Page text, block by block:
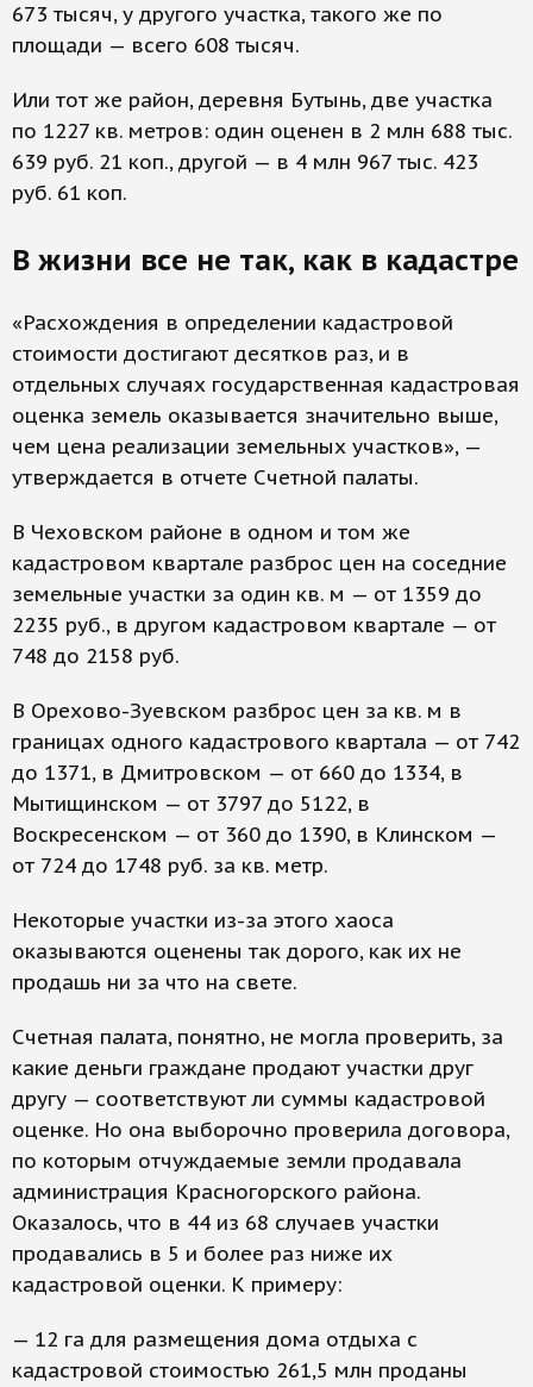
673 тысяч, у другого участка, такого же по
площади — всего 608 тысяч.
Или тот же район, деревня Бутынь, две участка
по 1227 кв. метров: один оценен в 2 млн 688 тыс.
639 руб. 21 коп., другой — в 4 млн 967 тыс. 423
руб. 61 коп.
В жизни все не так, как в кадастре
«Расхождения в определении кадастровой
стоимости достигают десятков раз, и в
отдельных случаях государственная кадастровая
оценка земель оказывается значительно выше,
чем цена реализации земельных участков», —
утверждается в отчете Счетной палаты.
В Чеховском районе в одном и том же
кадастровом квартале разброс цен на соседние
земельные участки за один кв. м — от 1359 до
2235 руб., в другом кадастровом квартале — от
748 до 2158 руб.
В Орехово-Зуевском разброс цен за кв. м в
границах одного кадастрового квартала — от 742
до 1371, в Дмитровском — от 660 до 1334, в
Мытищинском — от 3797 до 5122, в
Воскресенском — от 360 до 1390, в Клинском —
от 724 до 1748 руб. за кв. метр.
Некоторые участки из-за этого хаоса
оказываются оценены так дорого, как их не
продашь ни за что на свете.
Счетная палата, понятно, не могла проверить, за
какие деньги граждане продают участки друг
другу — соответствуют ли суммы кадастровой
оценке. Но она выборочно проверила договора,
по которым отчуждаемые земли продавала
администрация Красногорского района.
Оказалось, что в 44 из 68 случаев участки
продавались в 5 и более раз ниже их
кадастровой оценки. К примеру:
— 12 га для размещения дома отдыха с
кадастровой стоимостью 261,5 млн проданы